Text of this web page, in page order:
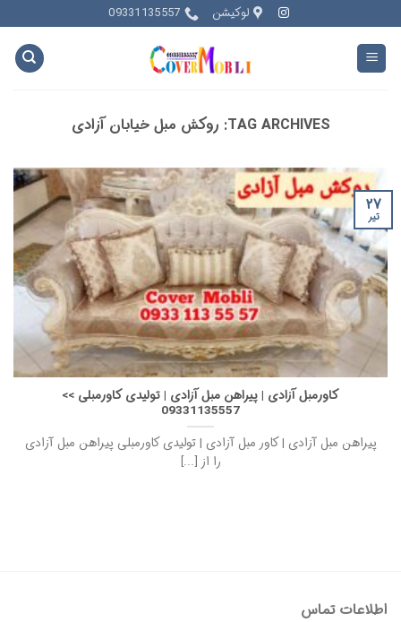
to
content
لوکیشن 09331135557
TAG ARCHIVES: روکش مبل خیابان آزادی
کاورمبل آزادی | پیراهن مبل آزادی | تولیدی کاورمبلی >>
09331135557
پیراهن مبل آزادی | کاور مبل آزادی | تولیدی کاورمبلی پیراهن مبل آزادی
را از [...]
۲۷
تیر
اطلاعات تماس